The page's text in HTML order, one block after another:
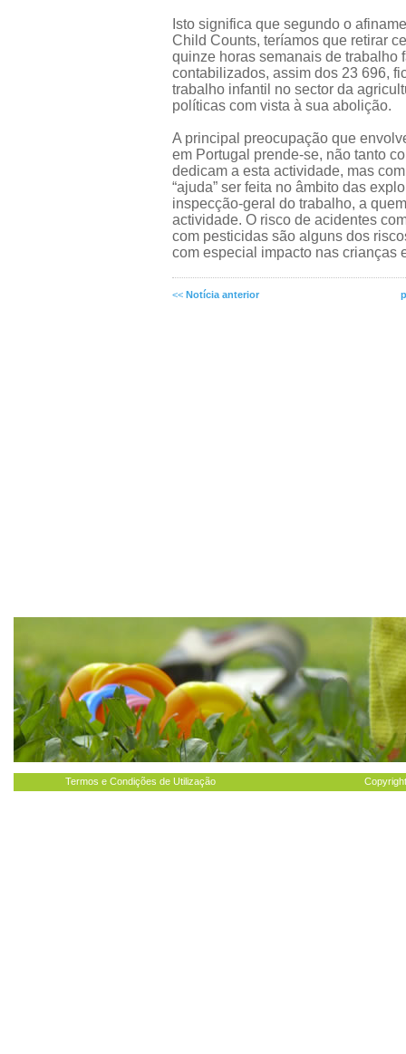
Isto significa que segundo o
Child Counts, teríamos que retirar
quinze horas semanais de trabalho
contabilizados, assim dos 23 696,
trabalho infantil no sector da
políticas com vista à sua abolição.
A principal preocupação que
em Portugal prende-se, não tanto
dedicam a esta actividade, mas
“ajuda” ser feita no âmbito das
inspecção-geral do trabalho, a
actividade. O risco de acidentes
com pesticidas são alguns dos
com especial impacto nas crianças
<< Notícia anterior
Termos e Condições de Utilização